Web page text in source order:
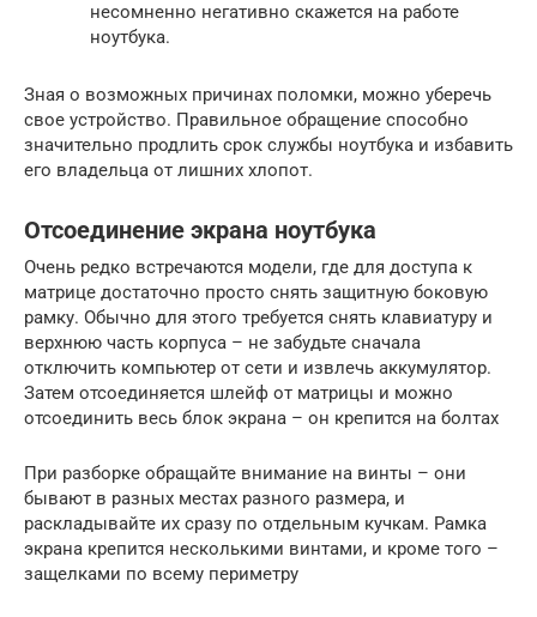
несомненно негативно скажется на работе
ноутбука.
Зная о возможных причинах поломки, можно уберечь
свое устройство. Правильное обращение способно
значительно продлить срок службы ноутбука и избавить
его владельца от лишних хлопот.
Отсоединение экрана ноутбука
Очень редко встречаются модели, где для доступа к
матрице достаточно просто снять защитную боковую
рамку. Обычно для этого требуется снять клавиатуру и
верхнюю часть корпуса – не забудьте сначала
отключить компьютер от сети и извлечь аккумулятор.
Затем отсоединяется шлейф от матрицы и можно
отсоединить весь блок экрана – он крепится на болтах
При разборке обращайте внимание на винты – они
бывают в разных местах разного размера, и
раскладывайте их сразу по отдельным кучкам. Рамка
экрана крепится несколькими винтами, и кроме того –
защелками по всему периметру